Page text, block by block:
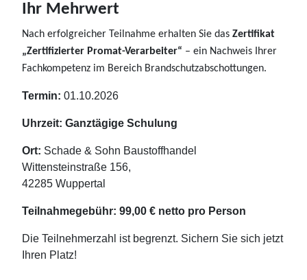
Ihr Mehrwert
Nach erfolgreicher Teilnahme erhalten Sie das Zertifikat
„Zertifizierter Promat-Verarbeiter“ – ein Nachweis Ihrer
Fachkompetenz im Bereich Brandschutzabschottungen.
Termin: 01.10.2026
Uhrzeit: Ganztägige Schulung
Ort: Schade & Sohn Baustoffhandel
Wittensteinstraße 156,
42285 Wuppertal
Teilnahmegebühr: 99,00 € netto pro Person
Die Teilnehmerzahl ist begrenzt. Sichern Sie sich jetzt
Ihren Platz!